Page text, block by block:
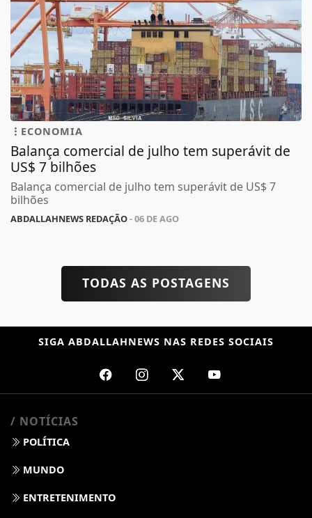
ECONOMIA
Balança comercial de julho tem superávit de
US$ 7 bilhões
Balança comercial de julho tem superávit de US$ 7
bilhões
ABDALLAHNEWS REDAÇÃO- 06 DE AGO
TODAS AS POSTAGENS
SIGA ABDALLAHNEWS NAS REDES SOCIAIS
/ NOTÍCIAS
POLÍTICA
MUNDO
ENTRETENIMENTO